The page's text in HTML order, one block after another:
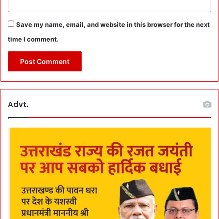
में
e
l
S
e
r
v
n
g
दे
री
र
ज
ई
Save my name, email, and website in this browser for the next
time I comment.
Advt.